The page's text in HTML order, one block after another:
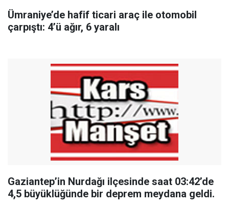
Ümraniye’de hafif ticari araç ile otomobil
çarpıştı: 4’ü ağır, 6 yaralı
Gaziantep’in Nurdağı ilçesinde saat 03:42’de
4,5 büyüklüğünde bir deprem meydana geldi.